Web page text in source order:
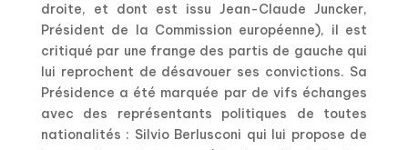
droite, et dont est issu Jean-Claude Juncker,
Président de la Commission européenne), il est
critiqué par une frange des partis de gauche qui
lui reprochent de désavouer ses convictions. Sa
Présidence a été marquée par de vifs échanges
avec des représentants politiques de toutes
nationalités : Silvio Berlusconi qui lui propose de